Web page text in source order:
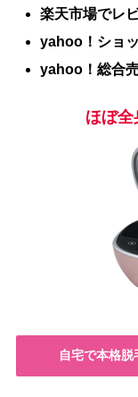
楽天市場でレ
yahoo！ショ
yahoo！総合
ほぼ
自宅で本格脱